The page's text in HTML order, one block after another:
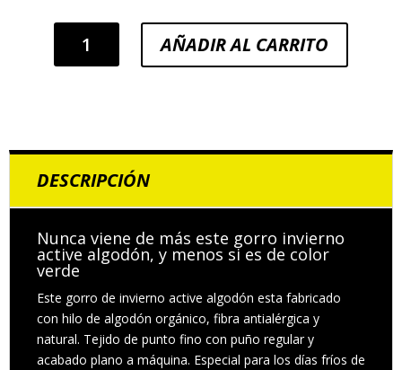
invierno
AÑADIR AL CARRITO
DESCRIPCIÓN
Nunca viene de más este gorro invierno
active algodón, y menos si es de color
verde
Este gorro de invierno active algodón esta fabricado
con hilo de algodón orgánico, fibra antialérgica y
natural. Tejido de punto fino con puño regular y
acabado plano a máquina. Especial para los días fríos de